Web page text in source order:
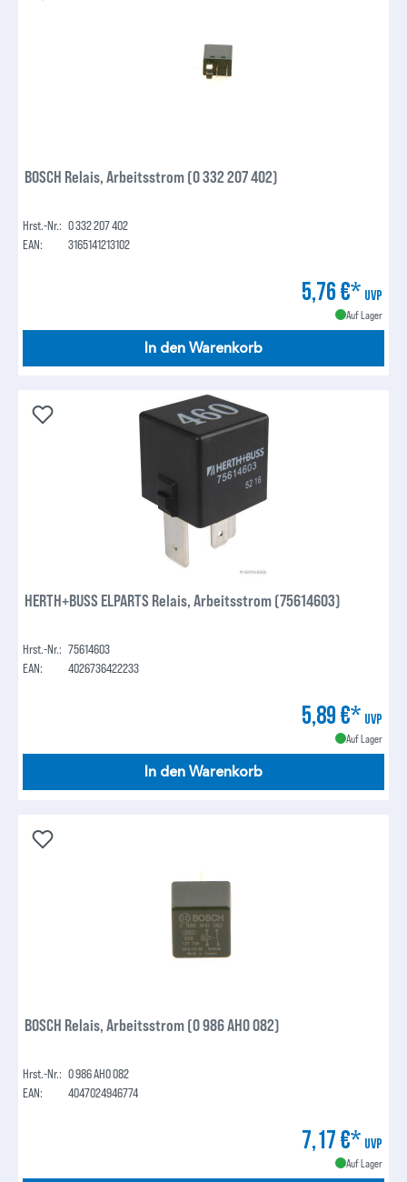
BOSCH Relais, Arbeitsstrom (0 332 207 402)
Hrst.-Nr.: 0 332 207 402
EAN:
3165141213102
5,76 €* UVP
Auf Lager
In den Warenkorb
HERTH+BUSS ELPARTS Relais, Arbeitsstrom (75614603)
Hrst.-Nr.: 75614603
EAN:
4026736422233
5,89 €* UVP
Auf Lager
In den Warenkorb
BOSCH Relais, Arbeitsstrom (0 986 AH0 082)
Hrst.-Nr.: 0 986 AH0 082
EAN:
4047024946774
7,17 €* UVP
Auf Lager